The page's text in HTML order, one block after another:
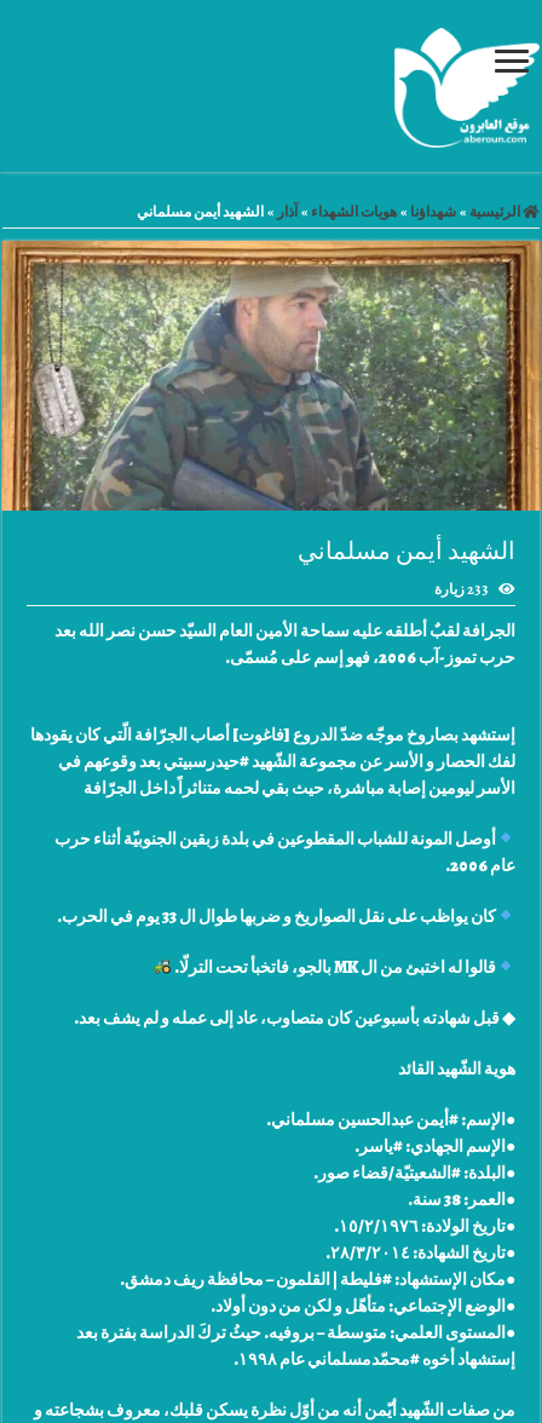
الرئيسية » شهداؤنا » هويات الشهداء » آذار » الشهيد أيمن مسلماني
الشهيد أيمن مسلماني
233 زيارة
الجرافة لقبٌ أطلقه عليه سماحة الأمين العام السيّد حسن نصر الله بعد
حرب تموز-آب 2006، فهو إسم على مُسمّى.
إستشهد بصاروخ موجّه ضدّ الدروع [فاغوت] أصاب الجرّافة الّتي كان يقودها
لفك الحصار و الأسر عن مجموعة الشّهيد ‫#‏حيدرسبيتي‬‬‬ بعد وقوعهم في
الأسر ليومين إصابة مباشرة، حيث بقي لحمه متناثراً داخل الجرّافة
أوصل المونة للشباب المقطوعين في بلدة زبقين الجنوبيّة أثناء حرب
عام 2006.
كان يواظب على نقل الصواريخ و ضربها طوال ال 33 يوم في الحرب.
قالوا له اختبئ من ال MK بالجو، فاتخبأ تحت الترلّا.
◆ قبل شهادته بأسبوعين كان متصاوب، عاد إلى عمله و لم يشف بعد.
هوية الشّهيد القائد
●الإسم: ‫#‏أيمن عبدالحسين مسلماني‬‬‬.
●الإسم الجهادي: ‫#‏ياسر‬‬‬.
●البلدة: ‫#‏الشعيتيّة‬‬‬/قضاء صور.
●العمر: 38 سنة.
●تاريخ الولادة: ١٥/٢/١٩٧٦.
●تاريخ الشهادة: ٢٨/٣/٢٠١٤.
●مكان الإستشهاد: ‫#‏فليطة‬‬‬ | القلمون – محافظة ريف دمشق.
●الوضع الإجتماعي: متأهّل و لكن من دون أولاد.
●المستوى العلمي: متوسطة – بروفيه. حيثُ تركَ الدراسة بفترة بعد
إستشهاد أخوه ‫#‏محمّدمسلماني‬‬‬ عام ١٩٩٨.
من صفات الشّهيد أيّمن أنه من أوّل نظرة يسكن قلبك، معروف بشجاعته و